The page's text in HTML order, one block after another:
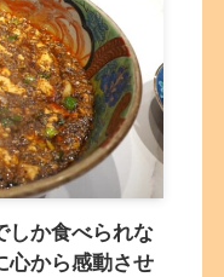
しか食べられな
心から感動させ